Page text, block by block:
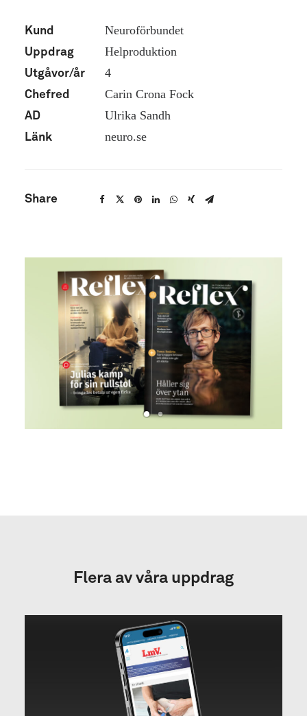
Kund Neuroförbundet
Uppdrag Helproduktion
Utgåvor/år 4
Chefred Carin Crona Fock
AD Ulrika Sandh
Länk neuro.se
Share
Flera av våra uppdrag